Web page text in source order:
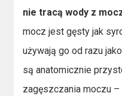
nie tracą wody z
mocz jest gęsty jak
używają go od razu
są anatomicznie
zagęszczania moczu